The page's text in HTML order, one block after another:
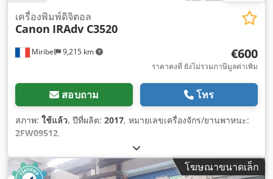
Miribel 9,215 km
เครื่องพิมพ์ดิจิตอล
Canon IRAdv C3520
€600
ราคาคงที่ ยังไม่รวมภาษีมูลค่าเพิ่ม
สอบถาม โทร
สภาพ: ใช้แล้ว, ปีที่ผลิต: 2017, หมายเลขเครื่องจักร/ยานพาหนะ:
2FW09512,
โฆษณาขนาดเล็ก